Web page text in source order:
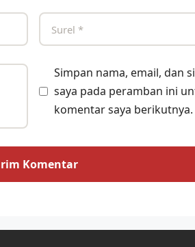
Simpan nama, email, dan
saya pada peramban ini
komentar saya berikutnya.